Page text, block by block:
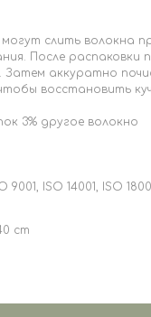
слить волокна
После распаковки
Затем аккуратно
восстановить
3% другое волокно
ISO 14001, ISO
cm